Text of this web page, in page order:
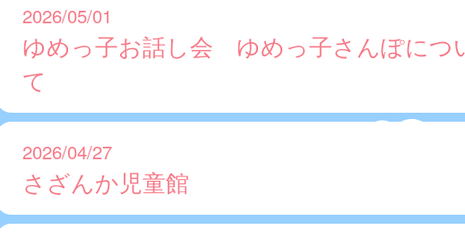
2026/05/01
ゆめっ子お話し会 ゆめっ子さんぽにつ
て
2026/04/27
さざんか児童館